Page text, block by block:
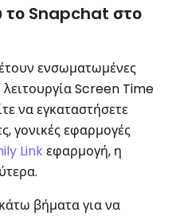
Snapchat στο
ενσωματωμένες
λειτουργία Screen Time
να εγκαταστήσετε
γονικές εφαρμογές
Linkεφαρμογή, η
βήματα για να